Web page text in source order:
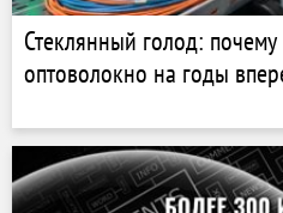
Стеклянный голод:
оптоволокно на годы